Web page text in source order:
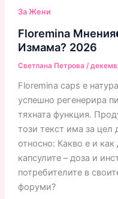
За Жени
Floremina
Измама? 2026
Светлана Петрова /
Floremina caps е
успешно регенерира
тяхната функция.
този текст има за
относно: Какво е и
капсулите – доза и
потребителите в
форуми?